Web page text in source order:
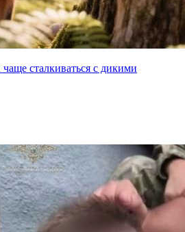
сталкиваться с дикими